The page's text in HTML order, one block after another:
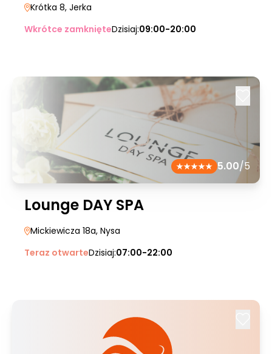
Krótka 8, Jerka
Wkrótce zamknięteDzisiaj:09:00-20:00
5.00/5
Lounge DAY SPA
Mickiewicza 18a, Nysa
Teraz otwarteDzisiaj:07:00-22:00